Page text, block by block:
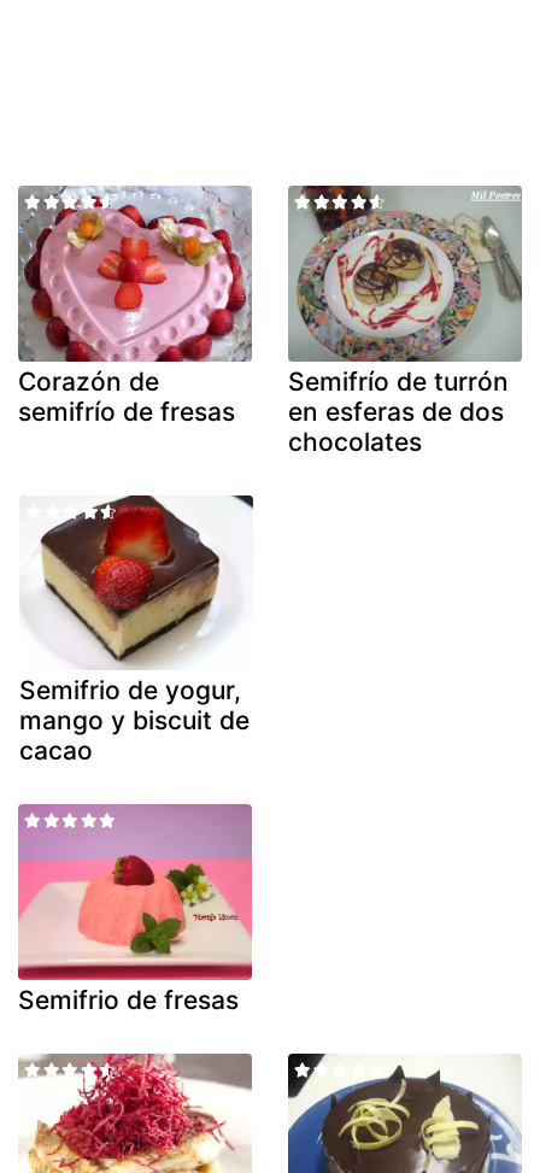
Corazón de
semifrío de fresas
Semifrío de turrón
en esferas de dos
chocolates
Semifrio de yogur,
mango y biscuit de
cacao
Semifrio de fresas